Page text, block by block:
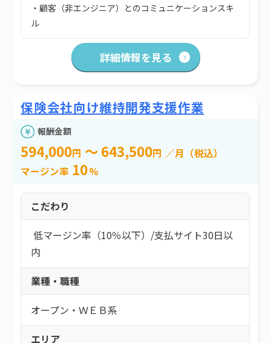
・顧客（非エンジニア）とのコミュニケーションスキ
ル
詳細情報を見る
保険会社向け維持開発支援作業
報酬金額
594,000円 ～ 643,500円 ／月（税込）
マージン率 10%
こだわり
低マージン率（10％以下） /支払サイト30日以
内
業種・職種
オープン・ＷＥＢ系
エリア